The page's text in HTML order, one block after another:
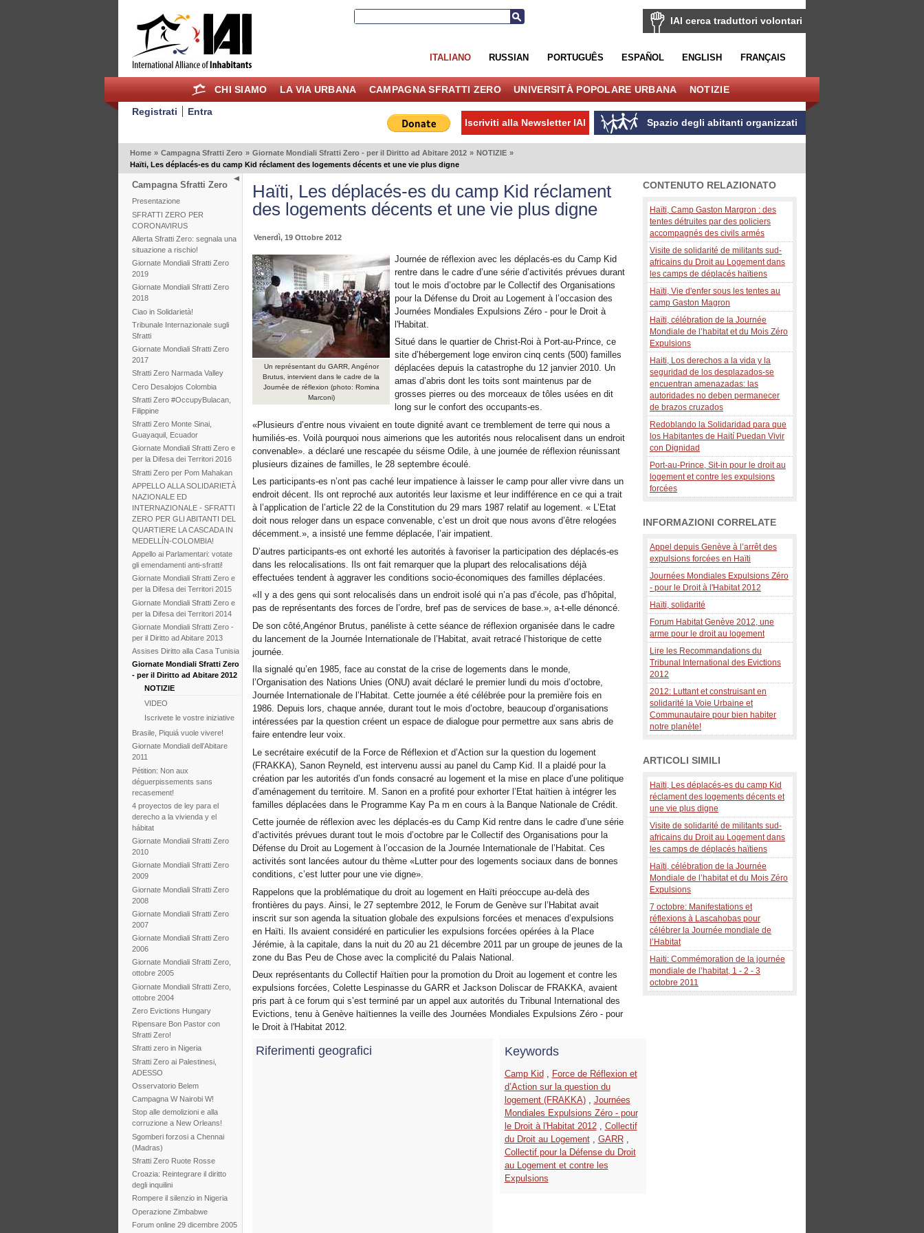
IAI cerca traduttori volontari
ITALIANO RUSSIAN PORTUGUÊS ESPAÑOL ENGLISH FRANÇAIS
CHI SIAMO LA VIA URBANA CAMPAGNA SFRATTI ZERO UNIVERSITÀ POPOLARE URBANA NOTIZIE
Registrati
Entra
Spazio degli abitanti organizzati
Iscriviti alla Newsletter IAI
Home » Campagna Sfratti Zero » Giornate Mondiali Sfratti Zero - per il Diritto ad Abitare 2012 » NOTIZIE »
Haïti, Les déplacés-es du camp Kid réclament des logements décents et une vie plus digne
Campagna Sfratti Zero
Presentazione
SFRATTI ZERO PER
CORONAVIRUS
Allerta Sfratti Zero: segnala una
situazione a rischio!
Giornate Mondiali Sfratti Zero
2019
Giornate Mondiali Sfratti Zero
2018
Ciao in Solidarietà!
Tribunale Internazionale sugli
Sfratti
Giornate Mondiali Sfratti Zero
2017
Sfratti Zero Narmada Valley
Cero Desalojos Colombia
Sfratti Zero #OccupyBulacan,
Filippine
Sfratti Zero Monte Sinai,
Guayaquil, Ecuador
Giornate Mondiali Sfratti Zero e
per la Difesa dei Territori 2016
Sfratti Zero per Pom Mahakan
APPELLO ALLA SOLIDARIETÀ
NAZIONALE ED
INTERNAZIONALE - SFRATTI
ZERO PER GLI ABITANTI DEL
QUARTIERE LA CASCADA IN
MEDELLÍN-COLOMBIA!
Appello ai Parlamentari: votate
gli emendamenti anti-sfratti!
Giornate Mondiali Sfratti Zero e
per la Difesa dei Territori 2015
Giornate Mondiali Sfratti Zero e
per la Difesa dei Territori 2014
Giornate Mondiali Sfratti Zero -
per il Diritto ad Abitare 2013
Assises Diritto alla Casa Tunisia
Giornate Mondiali Sfratti Zero
- per il Diritto ad Abitare 2012
NOTIZIE
VIDEO
Iscrivete le vostre iniziative
Brasile, Piquiá vuole vivere!
Giornate Mondiali dell’Abitare
2011
Pétition: Non aux
déguerpissements sans
recasement!
4 proyectos de ley para el
derecho a la vivienda y el
hábitat
Giornate Mondiali Sfratti Zero
2010
Giornate Mondiali Sfratti Zero
2009
Giornate Mondiali Sfratti Zero
2008
Giornate Mondiali Sfratti Zero
2007
Giornate Mondiali Sfratti Zero
2006
Giornate Mondiali Sfratti Zero,
ottobre 2005
Giornate Mondiali Sfratti Zero,
ottobre 2004
Zero Evictions Hungary
Ripensare Bon Pastor con
Sfratti Zero!
Sfratti zero in Nigeria
Sfratti Zero ai Palestinesi,
ADESSO
Osservatorio Belem
Campagna W Nairobi W!
Stop alle demolizioni e alla
corruzione a New Orleans!
Sgomberi forzosi a Chennai
(Madras)
Sfratti Zero Ruote Rosse
Croazia: Reintegrare il diritto
degli inquilini
Rompere il silenzio in Nigeria
Operazione Zimbabwe
Forum online 29 dicembre 2005
Haïti, Les déplacés-es du camp Kid réclament
des logements décents et une vie plus digne
Venerdì, 19 Ottobre 2012
Un représentant du GARR, Angénor
Brutus, intervient dans le cadre de la
Journée de réflexion (photo: Romina
Marconi)
Journée de réflexion avec les déplacés-es du Camp Kid
rentre dans le cadre d’une série d’activités prévues durant
tout le mois d’octobre par le Collectif des Organisations
pour la Défense du Droit au Logement à l’occasion des
Journées Mondiales Expulsions Zéro - pour le Droit à
l'Habitat.
Situé dans le quartier de Christ-Roi à Port-au-Prince, ce
site d’hébergement loge environ cinq cents (500) familles
déplacées depuis la catastrophe du 12 janvier 2010. Un
amas d’abris dont les toits sont maintenus par de
grosses pierres ou des morceaux de tôles usées en dit
long sur le confort des occupants-es.
«Plusieurs d’entre nous vivaient en toute dignité avant ce tremblement de terre qui nous a
humiliés-es. Voilà pourquoi nous aimerions que les autorités nous relocalisent dans un endroit
convenable». a déclaré une rescapée du séisme Odile, à une journée de réflexion réunissant
plusieurs dizaines de familles, le 28 septembre écoulé.
Les participants-es n’ont pas caché leur impatience à laisser le camp pour aller vivre dans un
endroit décent. Ils ont reproché aux autorités leur laxisme et leur indifférence en ce qui a trait
à l’application de l’article 22 de la Constitution du 29 mars 1987 relatif au logement. « L’Etat
doit nous reloger dans un espace convenable, c’est un droit que nous avons d’être relogées
décemment.», a insisté une femme déplacée, l’air impatient.
D’autres participants-es ont exhorté les autorités à favoriser la participation des déplacés-es
dans les relocalisations. Ils ont fait remarquer que la plupart des relocalisations déjà
effectuées tendent à aggraver les conditions socio-économiques des familles déplacées.
«Il y a des gens qui sont relocalisés dans un endroit isolé qui n’a pas d’école, pas d’hôpital,
pas de représentants des forces de l’ordre, bref pas de services de base.», a-t-elle dénoncé.
De son côté,Angénor Brutus, panéliste à cette séance de réflexion organisée dans le cadre
du lancement de la Journée Internationale de l’Habitat, avait retracé l’historique de cette
journée.
Ila signalé qu’en 1985, face au constat de la crise de logements dans le monde,
l’Organisation des Nations Unies (ONU) avait déclaré le premier lundi du mois d’octobre,
Journée Internationale de l’Habitat. Cette journée a été célébrée pour la première fois en
1986. Depuis lors, chaque année, durant tout le mois d’octobre, beaucoup d’organisations
intéressées par la question créent un espace de dialogue pour permettre aux sans abris de
faire entendre leur voix.
Le secrétaire exécutif de la Force de Réflexion et d’Action sur la question du logement
(FRAKKA), Sanon Reyneld, est intervenu aussi au panel du Camp Kid. Il a plaidé pour la
création par les autorités d’un fonds consacré au logement et la mise en place d’une politique
d’aménagement du territoire. M. Sanon en a profité pour exhorter l’Etat haïtien à intégrer les
familles déplacées dans le Programme Kay Pa m en cours à la Banque Nationale de Crédit.
Cette journée de réflexion avec les déplacés-es du Camp Kid rentre dans le cadre d’une série
d’activités prévues durant tout le mois d’octobre par le Collectif des Organisations pour la
Défense du Droit au Logement à l’occasion de la Journée Internationale de l’Habitat. Ces
activités sont lancées autour du thème «Lutter pour des logements sociaux dans de bonnes
conditions, c’est lutter pour une vie digne».
Rappelons que la problématique du droit au logement en Haïti préoccupe au-delà des
frontières du pays. Ainsi, le 27 septembre 2012, le Forum de Genève sur l’Habitat avait
inscrit sur son agenda la situation globale des expulsions forcées et menaces d’expulsions
en Haïti. Ils avaient considéré en particulier les expulsions forcées opérées à la Place
Jérémie, à la capitale, dans la nuit du 20 au 21 décembre 2011 par un groupe de jeunes de la
zone du Bas Peu de Chose avec la complicité du Palais National.
Deux représentants du Collectif Haïtien pour la promotion du Droit au logement et contre les
expulsions forcées, Colette Lespinasse du GARR et Jackson Doliscar de FRAKKA, avaient
pris part à ce forum qui s’est terminé par un appel aux autorités du Tribunal International des
Evictions, tenu à Genève haïtiennes la veille des Journées Mondiales Expulsions Zéro - pour
le Droit à l'Habitat 2012.
Riferimenti geografici Keywords
Camp Kid , Force de Réflexion et
d’Action sur la question du
logement (FRAKKA), Journées
Mondiales Expulsions Zéro - pour
le Droit à l'Habitat 2012, Collectif
du Droit au Logement, GARR,
Collectif pour la Défense du Droit
au Logement et contre les
Expulsions
CONTENUTO RELAZIONATO
Haïti, Camp Gaston Margron : des
tentes détruites par des policiers
accompagnés des civils armés
Visite de solidarité de militants sud-
africains du Droit au Logement dans
les camps de déplacés haïtiens
Haïti, Vie d'enfer sous les tentes au
camp Gaston Magron
Haïti, célébration de la Journée
Mondiale de l’habitat et du Mois Zéro
Expulsions
Haiti, Los derechos a la vida y la
seguridad de los desplazados-se
encuentran amenazadas: las
autoridades no deben permanecer
de brazos cruzados
Redoblando la Solidaridad para que
los Habitantes de Haití Puedan Vivir
con Dignidad
Port-au-Prince, Sit-in pour le droit au
logement et contre les expulsions
forcées
INFORMAZIONI CORRELATE
Appel depuis Genève à l’arrêt des
expulsions forcées en Haïti
Journées Mondiales Expulsions Zéro
- pour le Droit à l'Habitat 2012
Haïti, solidarité
Forum Habitat Genève 2012, une
arme pour le droit au logement
Lire les Recommandations du
Tribunal International des Evictions
2012
2012: Luttant et construisant en
solidarité la Voie Urbaine et
Communautaire pour bien habiter
notre planète!
ARTICOLI SIMILI
Haïti, Les déplacés-es du camp Kid
réclament des logements décents et
une vie plus digne
Visite de solidarité de militants sud-
africains du Droit au Logement dans
les camps de déplacés haïtiens
Haïti, célébration de la Journée
Mondiale de l’habitat et du Mois Zéro
Expulsions
7 octobre: Manifestations et
réflexions à Lascahobas pour
célébrer la Journée mondiale de
l’Habitat
Haiti: Commémoration de la journée
mondiale de l’habitat, 1 - 2 - 3
octobre 2011